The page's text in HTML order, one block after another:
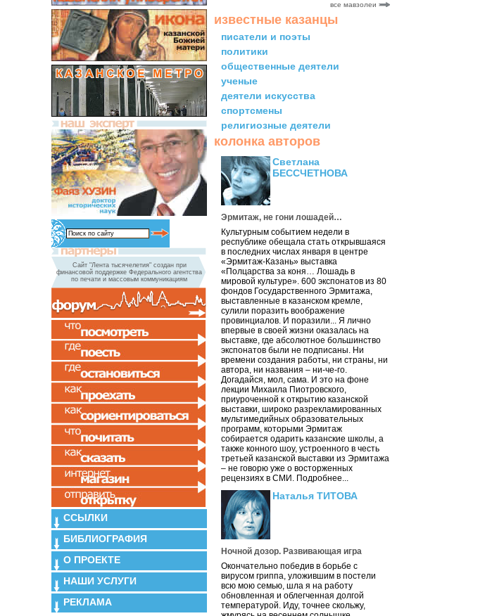
все мавзолеи
известные казанцы
писатели и поэты
политики
общественные деятели
ученые
деятели искусства
спортсмены
религиозные деятели
колонка авторов
Светлана
БЕССЧЕТНОВА
Эрмитаж, не гони лошадей…
Культурным событием недели в
республике обещала стать открывшаяся
в последних числах января в центре
«Эрмитаж-Казань» выставка
«Полцарства за коня… Лошадь в
мировой культуре». 600 экспонатов из 80
фондов Государственного Эрмитажа,
выставленные в казанском кремле,
сулили поразить воображение
провинциалов. И поразили... Я лично
впервые в своей жизни оказалась на
выставке, где абсолютное большинство
экспонатов были не подписаны. Ни
времени создания работы, ни страны, ни
автора, ни названия – ни-че-го.
Догадайся, мол, сама. И это на фоне
лекции Михаила Пиотровского,
приуроченной к открытию казанской
выставки, широко разрекламированных
мультимедийных образовательных
программ, которыми Эрмитаж
собирается одарить казанские школы, а
также конного шоу, устроенного в честь
третьей казанской выставки из Эрмитажа
– не говорю уже о восторженных
рецензиях в СМИ. Подробнее...
Наталья ТИТОВА
Ночной дозор. Развивающая игра
Окончательно победив в борьбе с
вирусом гриппа, уложившим в постели
всю мою семью, шла я на работу
обновленная и облегченная долгой
температурой. Иду, точнее скольжу,
Сайт "Лента тысячелетия" создан при
финансовой поддержке Федерального агентства
по печати и массовым коммуникациям
ССЫЛКИ
БИБЛИОГРАФИЯ
О ПРОЕКТЕ
НАШИ УСЛУГИ
РЕКЛАМА